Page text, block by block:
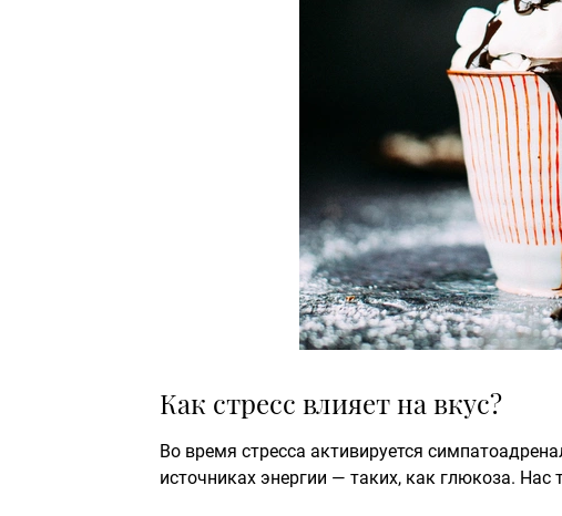
Как стресс влияет на вкус?
Во время стресса активируется
источниках энергии — таких, как глюкоза. Нас